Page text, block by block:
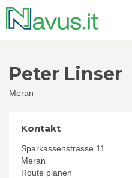
Peter Linser
Meran
Kontakt
Sparkassenstrasse 11
Meran
Route planen